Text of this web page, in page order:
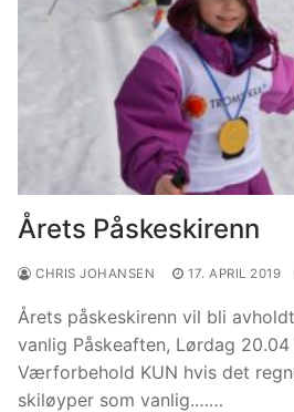
Årets Påskeskirenn
CHRIS JOHANSEN 17. APRIL 2019
Årets påskeskirenn vil bli
vanlig Påskeaften, Lørdag
Værforbehold KUN hvis det
skiløyper som vanlig.……